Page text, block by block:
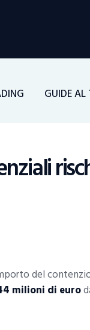
GUIDE
Trading
del
milioni di euro